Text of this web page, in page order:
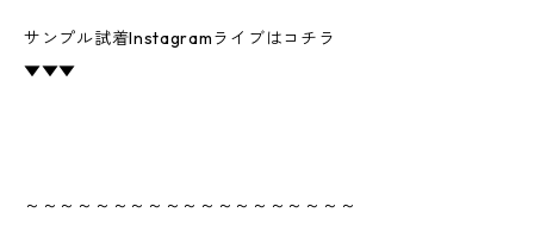
サンプル試着Instagramライブはコチラ
▼▼▼
～～～～～～～～～～～～～～～～～～～